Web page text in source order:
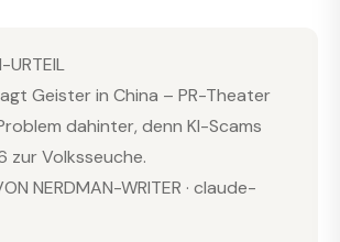
URTEIL
Geister in China – PR-Theater
dahinter, denn KI-Scams
zur Volksseuche.
NERDMAN-WRITER · claude-